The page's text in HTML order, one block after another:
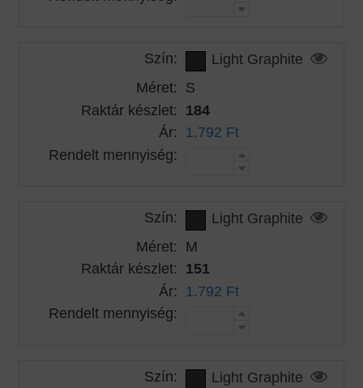
Szín:
Light Graphite
Méret: S
Raktár készlet: 184
Ár: 1.792 Ft
Rendelt mennyiség:
Szín:
Light Graphite
Méret: M
Raktár készlet: 151
Ár: 1.792 Ft
Rendelt mennyiség:
Szín:
Light Graphite